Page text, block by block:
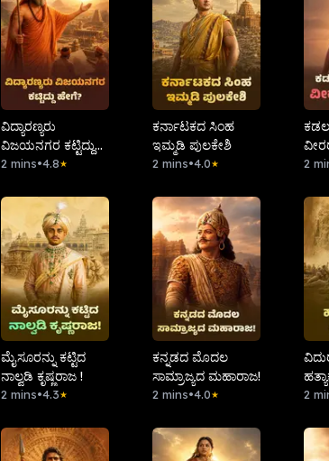
ವಿದ್ಯಾರಣ್ಯರು
ವಿಜಯನಗರ ಕಟ್ಟಿದ್ದು
ಹೇಗೆ ?
2 mins•4.8★
ಕರ್ನಾಟಕದ ಸಿಂಹ
ಇಮ್ಮಡಿ ಪುಲಕೇಶಿ
2 mins•4.0★ 2
ಮೈಸೂರನ್ನು ಕಟ್ಟಿದ
ನಾಲ್ವಡಿ ಕೃಷ್ಣರಾಜ !
2 mins•4.3★
ಕನ್ನಡದ ಮೊದಲ
ಸಾಮ್ರಾಜ್ಯದ ಮಹಾರಾಜ!
2 mins•4.0★
ಸತ್ಯ !
2